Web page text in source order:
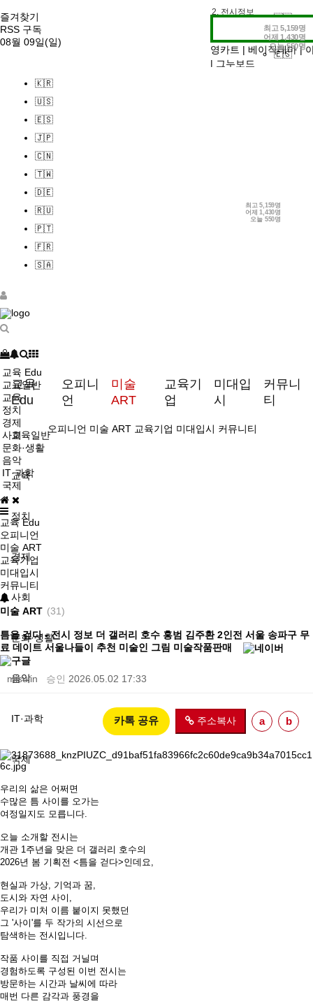
즐겨찾기
RSS 구독
08월 09일(일)
🇰🇷
🇺🇸
🇪🇸
로그인
최고5,159명
어제1,430명
오늘550명
2. 전시정보
영카트 | 베이직테마 |
| 그누보드
🇰🇷
🇺🇸
🇪🇸
🇯🇵
🇨🇳
🇹🇼
🇩🇪
🇷🇺
🇵🇹
🇫🇷
🇸🇦
최고5,159명
어제1,430명
오늘 550명
교육
Edu
교육일반
교육
정치
경제
사회
문화·생활
음악
IT·과학
국제
오피니
언
미술
ART
교육기
업
미대입
시
커뮤니
티
교육 Edu
교육일반
교육
정치
경제
사회
문화·생활
음악
IT·과학
국제
오피니언 미술 ART 교육기업 미대입시 커뮤니티
교육 Edu
오피니언
미술 ART
교육기업
미대입시
커뮤니티
미술 ART (31)
틈을 걷다 - 전시 정보 더 갤러리 호수 홍범 김주환 2인전 서울 송파구 무
료 데이트 서울나들이 추천 미술인 그림 미술작품판매
misulin 승인 2026.05.02 17:33
카톡 공유 주소복사 a b
우리의 삶은 어쩌면
수많은 틈 사이를 오가는
여정일지도 모릅니다.
오늘 소개할 전시는
개관 1주년을 맞은 더 갤러리 호수의
2026년 봄 기획전 <틈을 걷다>인데요,
현실과 가상, 기억과 꿈,
도시와 자연 사이,
우리가 미처 이름 붙이지 못했던
그 '사이'를 두 작가의 시선으로
탐색하는 전시입니다.
작품 사이를 직접 거닐며
경험하도록 구성된 이번 전시는
방문하는 시간과 날씨에 따라
매번 다른 감각과 풍경을